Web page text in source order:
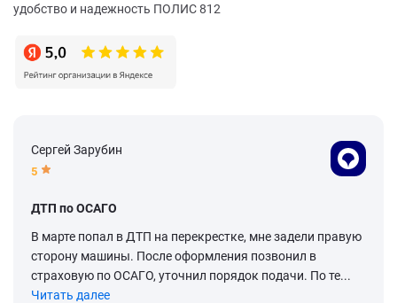
удобство и надежность ПОЛИС 812
Сергей Зарубин
5
ДТП по ОСАГО
В марте попал в ДТП на перекрестке, мне задели правую
сторону машины. После оформления позвонил в
страховую по ОСАГО, уточнил порядок подачи. По те...
Читать далее